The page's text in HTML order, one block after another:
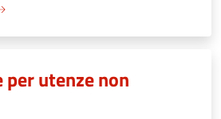
utenze non